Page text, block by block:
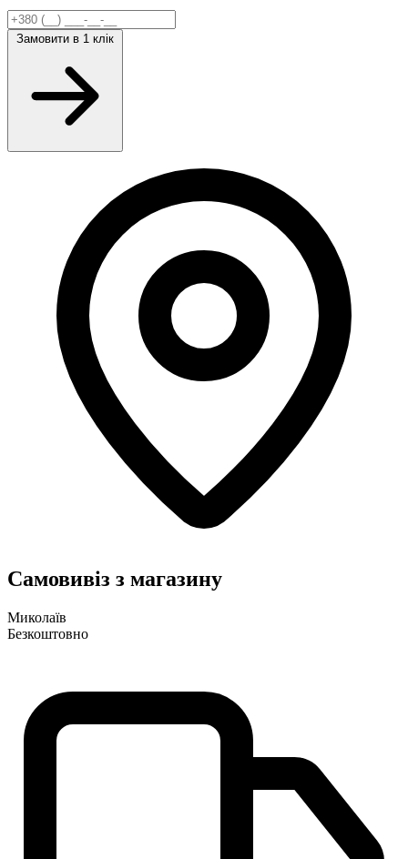
Замовити в 1 клік
Самовивіз з магазину
Миколаїв
Безкоштовно